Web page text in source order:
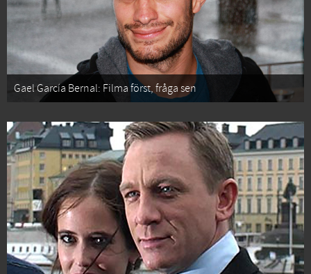
Gael García Bernal: Filma först, fråga sen